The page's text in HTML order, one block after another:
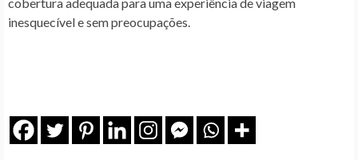
inesquecível e sem preocupações.